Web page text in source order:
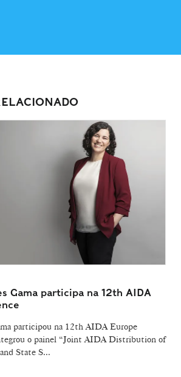
Gama participa na 12th AIDA
participou na 12th AIDA Europe
o painel “Joint AIDA Distribution of
State S...